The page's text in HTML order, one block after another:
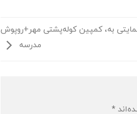
حمایتی به، کمپین کوله‌پشتی مهر+روپوش
مدرسه
*